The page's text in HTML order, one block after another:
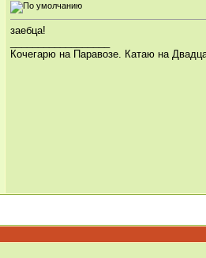
заебца!
Кочегарю на Паравозе. Катаю на